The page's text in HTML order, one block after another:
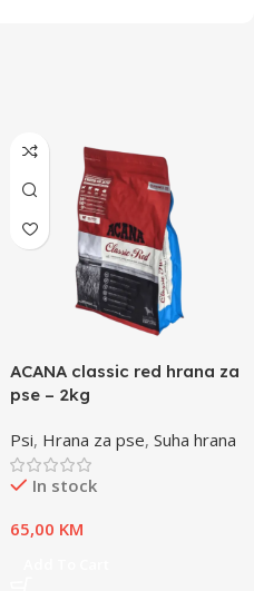
ACANA classic red hrana za
pse – 2kg
Psi, Hrana za pse, Suha hrana
In stock
65,00 KM